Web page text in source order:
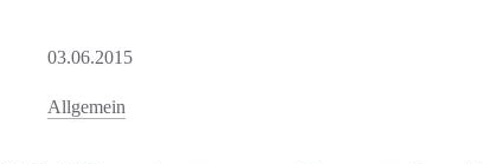
03.06.2015
Allgemein